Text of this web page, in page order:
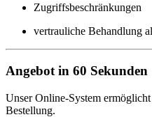
Zugriffsbeschränkungen
vertrauliche Behandlung
Angebot in 60 Sekunden
Unser Online-System
Bestellung.